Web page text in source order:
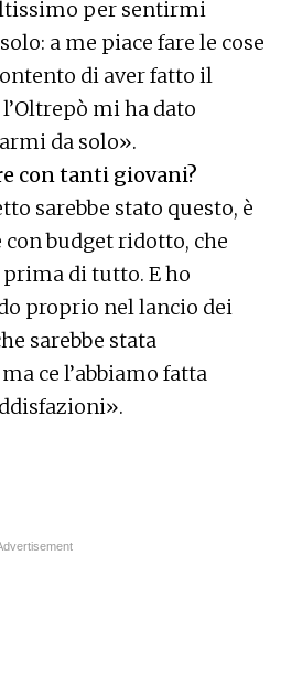
per sentirmi
a me piace fare le cose
di aver fatto il
mi ha dato
da solo».
con tanti giovani?
sarebbe stato questo, è
con budget ridotto, che
di tutto. E ho
proprio nel lancio dei
sarebbe stata
ce l’abbiamo fatta